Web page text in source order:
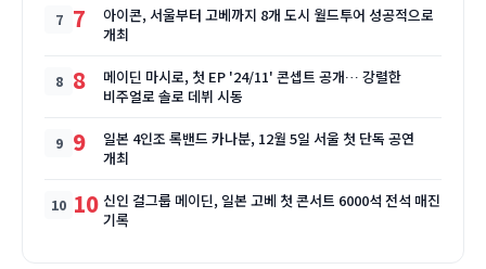
7
아이콘, 서울부터 고베까지 8개 도시 월드투어 성공적으로
개최
8
메이딘 마시로, 첫 EP '24/11' 콘셉트 공개… 강렬한
비주얼로 솔로 데뷔 시동
9
일본 4인조 록밴드 카나분, 12월 5일 서울 첫 단독 공연
개최
10 신인 걸그룹 메이딘, 일본 고베 첫 콘서트 6000석 전석 매진
기록